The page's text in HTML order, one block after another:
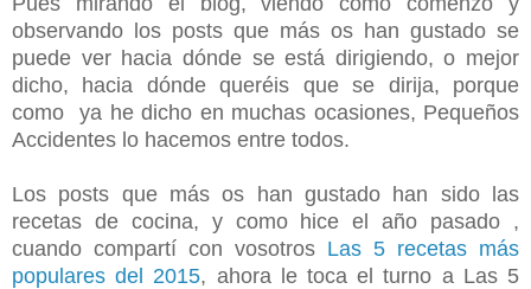
observando los posts que más os han gustado se
puede verhacia dónde se está dirigiendo, o mejor
dicho, hacia dónde queréis que se dirija, porque
como ya he dicho en muchas ocasiones, Pequeños
Accidentes lo hacemos entre todos.
Los posts que más os han gustado han sido las
recetas de cocina, y como hice el año pasado ,
cuando compartí con vosotros Las 5 recetas más
populares del 2015, ahora le toca el turno a Las 5